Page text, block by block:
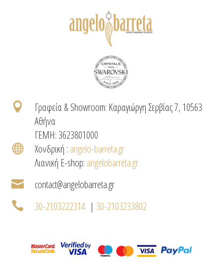

Γραφεία & Showroom: Καραγιώργη Σερβίας 7, 10563
Αθήνα
ΓΕΜΗ: 3623801000
 Χονδρική : angelo-barreta.gr
Λιανική E-shop: angelobarreta.gr
 contact@angelobarreta.gr
 30-2103222314| 30-2103233802